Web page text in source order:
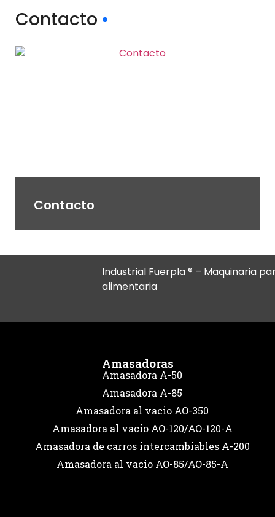
Contacto
Contacto
Industrial Fuerpla ® – Maquinaria
alimentaria
Amasadoras
Amasadora A-50
Amasadora A-85
Amasadora al vacio AO-350
Amasadora al vacio AO-120/AO-120-A
Amasadora de carros intercambiables A-200
Amasadora al vacio AO-85/AO-85-A